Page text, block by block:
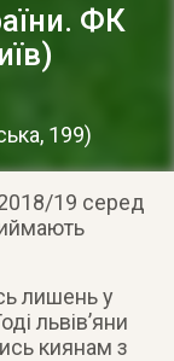
ФК
199)
19 серед
лишень у
львів’яни
киянам з